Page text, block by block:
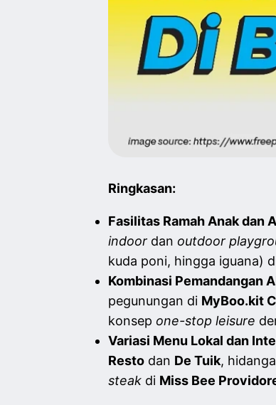
Ringkasan:
Fasilitas Ramah Anak dan
indoordan outdoor
kuda poni, hingga iguana)
Kombinasi Pemandangan
pegunungan di MyBoo.kit
konsep one-stop leisure
Variasi Menu Lokal dan
Restodan De Tuik,
steakdi Miss Bee